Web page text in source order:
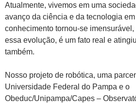
Atualmente, vivemos em uma
avanço da ciência e da tecnologia
conhecimento tornou-se
essa evolução, é um fato real e
também.
Nosso projeto de robótica, uma
Universidade Federal do Pampa e o
Obeduc/Unipampa/Capes –